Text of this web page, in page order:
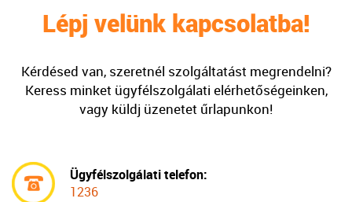
Lépj velünk kapcsolatba!
Kérdésed van, szeretnél szolgáltatást megrendelni?
Keress minket ügyfélszolgálati elérhetőségeinken,
vagy küldj üzenetet űrlapunkon!
Ügyfélszolgálati telefon:
1236